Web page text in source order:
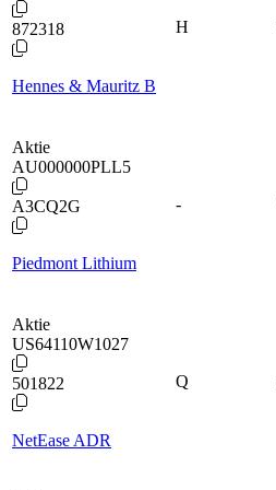
872318
Hennes & Mauritz B
H
Aktie
AU000000PLL5
A3CQ2G
Piedmont Lithium
-
Aktie
US64110W1027
501822
NetEase ADR
Q